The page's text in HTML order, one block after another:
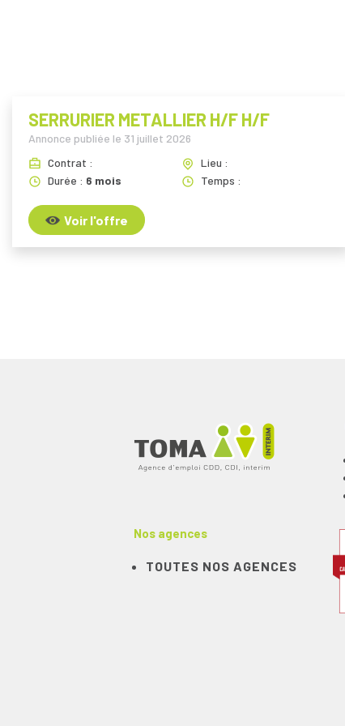
SERRURIER METALLIER H/F H/F
Annonce publiée le 31 juillet 2026
Contrat :
Lieu :
Durée : 6 mois Temps :
Voir l'offre
Nos agences
TOUTES NOS AGENCES